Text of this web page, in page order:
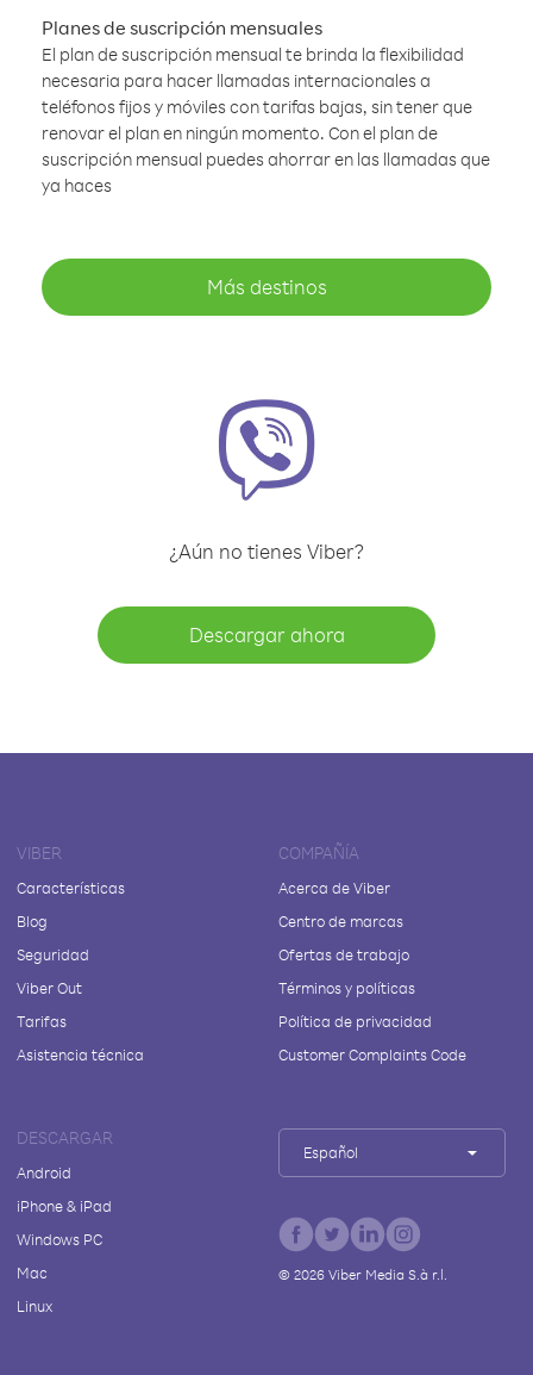
Planes de suscripción mensuales
El plan de suscripción mensual te brinda la flexibilidad
necesaria para hacer llamadas internacionales a
teléfonos fijos y móviles con tarifas bajas, sin tener que
renovar el plan en ningún momento. Con el plan de
suscripción mensual puedes ahorrar en las llamadas que
ya haces
Más destinos
¿Aún no tienes Viber?
Descargar ahora
VIBER
Características
Blog
Seguridad
Viber Out
Tarifas
Asistencia técnica
COMPAÑÍA
Acerca de Viber
Centro de marcas
Ofertas de trabajo
Términos y políticas
Política de privacidad
Customer Complaints Code
DESCARGAR
Android
iPhone & iPad
Windows PC
Mac
Linux
Español
© 2026Viber Media S.à r.l.